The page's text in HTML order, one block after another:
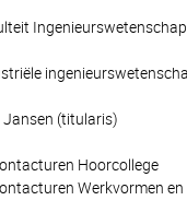
Jansen (titularis)
Hoorcollege
Werkvormen en